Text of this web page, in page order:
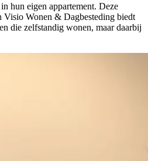
hun eigen appartement. Deze
Visio Wonen & Dagbesteding biedt
die zelfstandig wonen, maar daarbij